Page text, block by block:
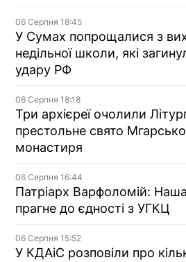
06 Серпня 18:45
У Сумах попрощалися з
недільної школи, які
удару РФ
06 Серпня 18:18
Три архієреї очолили
престольне свято
монастиря
06 Серпня 16:44
Патріарх Варфоломій:
прагне до єдності з УГКЦ
06 Серпня 15:52
У КДАіС розповіли про